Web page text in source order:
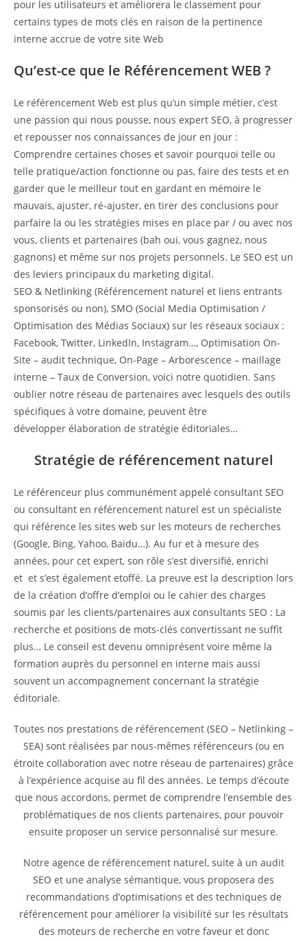
pour les utilisateurs et améliorera le classement pour
certains types de mots clés en raison de la pertinence
interne accrue de votre site Web
Qu’est-ce que le Référencement WEB ?
Le référencement Web est plus qu’un simple métier, c’est
une passion qui nous pousse, nous expert SEO, à progresser
et repousser nos connaissances de jour en jour :
Comprendre certaines choses et savoir pourquoi telle ou
telle pratique/action fonctionne ou pas, faire des tests et en
garder que le meilleur tout en gardant en mémoire le
mauvais, ajuster, ré-ajuster, en tirer des conclusions pour
parfaire la ou les stratégies mises en place par / ou avec nos
vous, clients et partenaires (bah oui, vous gagnez, nous
gagnons) et même sur nos projets personnels. Le SEO est un
des leviers principaux du marketing digital.
SEO & Netlinking (Référencement naturel et liens entrants
sponsorisés ou non), SMO (Social Media Optimisation /
Optimisation des Médias Sociaux) sur les réseaux sociaux :
Facebook, Twitter, LinkedIn, Instagram…, Optimisation On-
Site – audit technique, On-Page – Arborescence – maillage
interne – Taux de Conversion, voici notre quotidien. Sans
oublier notre réseau de partenaires avec lesquels des outils
spécifiques à votre domaine, peuvent être
développer élaboration de stratégie éditoriales…
Stratégie de référencement naturel
Le référenceur plus communément appelé consultant SEO
ou consultant en référencement naturel est un spécialiste
qui référence les sites web sur les moteurs de recherches
(Google, Bing, Yahoo, Baidu…). Au fur et à mesure des
années, pour cet expert, son rôle s’est diversifié, enrichi
et et s’est également etoffé. La preuve est la description lors
de la création d’offre d’emploi ou le cahier des charges
soumis par les clients/partenaires aux consultants SEO : La
recherche et positions de mots-clés convertissant ne suffit
plus… Le conseil est devenu omniprésent voire même la
formation auprès du personnel en interne mais aussi
souvent un accompagnement concernant la stratégie
éditoriale.
Toutes nos prestations de référencement (SEO – Netlinking –
SEA) sont réalisées par nous-mêmes référenceurs (ou en
étroite collaboration avec notre réseau de partenaires) grâce
à l’expérience acquise au fil des années. Le temps d’écoute
que nous accordons, permet de comprendre l’ensemble des
problématiques de nos clients partenaires, pour pouvoir
ensuite proposer un service personnalisé sur mesure.
Notre agence de référencement naturel, suite à un audit
SEO et une analyse sémantique, vous proposera des
recommandations d’optimisations et des techniques de
référencement pour améliorer la visibilité sur les résultats
des moteurs de recherche en votre faveur et donc